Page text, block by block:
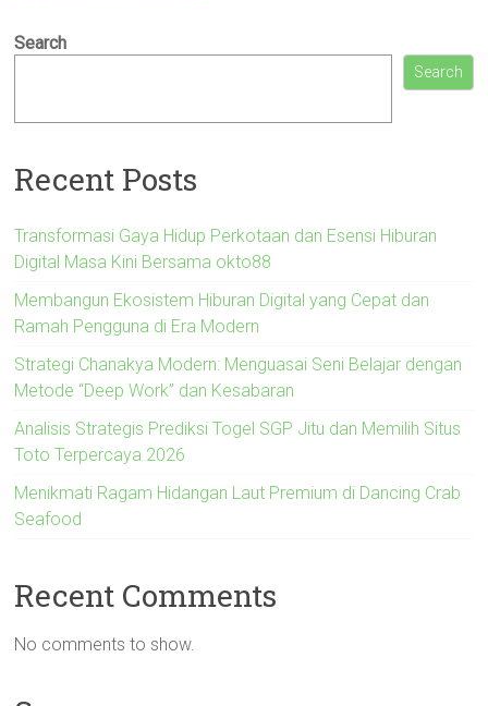
Search
Search
Recent Posts
Transformasi Gaya Hidup Perkotaan dan Esensi Hiburan
Digital Masa Kini Bersama okto88
Membangun Ekosistem Hiburan Digital yang Cepat dan
Ramah Pengguna di Era Modern
Strategi Chanakya Modern: Menguasai Seni Belajar dengan
Metode “Deep Work” dan Kesabaran
Analisis Strategis Prediksi Togel SGP Jitu dan Memilih Situs
Toto Terpercaya 2026
Menikmati Ragam Hidangan Laut Premium di Dancing Crab
Seafood
Recent Comments
No comments to show.